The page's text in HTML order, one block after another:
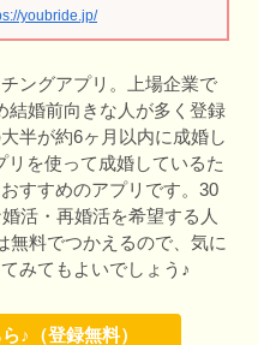
youbride.jp/
ングアプリ。上場企業で
結婚前向きな人が多く登録
半が約6ヶ月以内に成婚し
を使って成婚しているた
すすめのアプリです。30
活・再婚活を希望する人
無料でつかえるので、気に
みてもよいでしょう♪
♪（登録無料）